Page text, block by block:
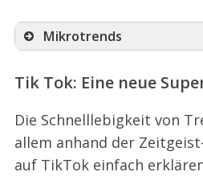
Mikrotrends
Tik Tok: Eine neue
Die Schnelllebigkeit von
allem anhand der
auf TikTok einfach